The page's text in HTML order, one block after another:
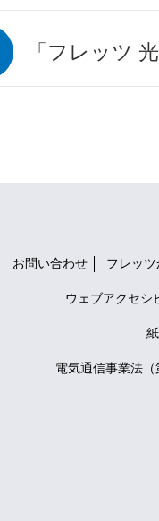
「フレッツ
お問い合わせ フレッ
ウェブアクセシ
電気通信事業法